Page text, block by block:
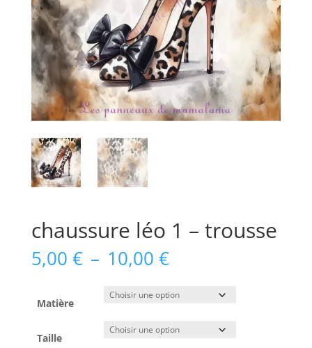
chaussure léo 1 – trousse
5,00 € – 10,00 €Plage
de
prix :
5,00 €
à
10,00 €
Matière
Taille